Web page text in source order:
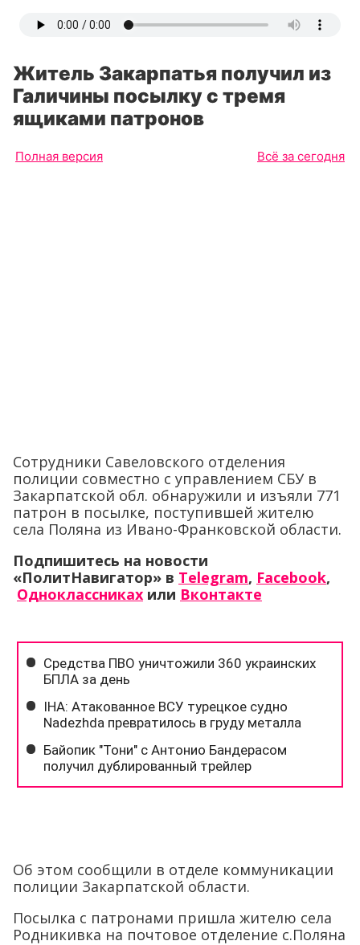
Житель Закарпатья получил из
Галичины посылку с тремя
ящиками патронов
Полная версия Всё за сегодня
Сотрудники Савеловского отделения
полиции совместно с управлением СБУ в
Закарпатской обл. обнаружили и изъяли 771
патрон в посылке, поступившей жителю
села Поляна из Ивано-Франковской области.
Подпишитесь на новости
«ПолитНавигатор» в Telegram, Facebook,
Одноклассниках или Вконтакте
Об этом сообщили в отделе коммуникации
полиции Закарпатской области.
Посылка с патронами пришла жителю села
Родникивка на почтовое отделение с.Поляна